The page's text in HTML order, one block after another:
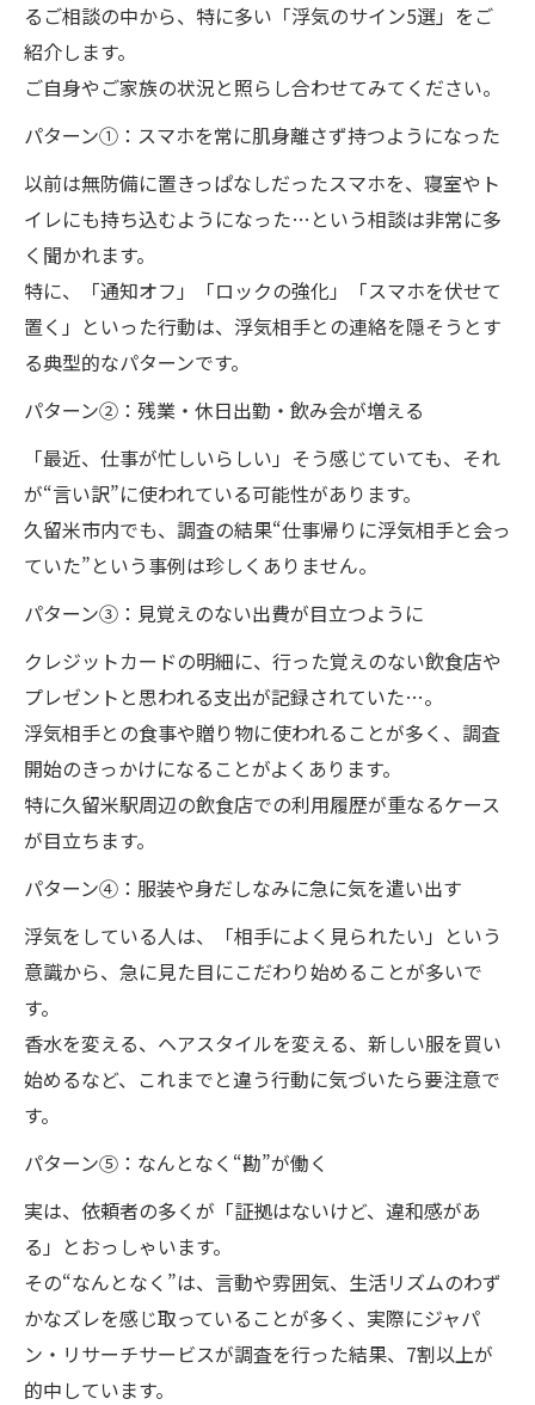
るご相談の中から、特に多い「浮気のサイン5選」をご
紹介します。
ご自身やご家族の状況と照らし合わせてみてください。
パターン①：スマホを常に肌身離さず持つようになった
以前は無防備に置きっぱなしだったスマホを、寝室やト
イレにも持ち込むようになった…という相談は非常に多
く聞かれます。
特に、「通知オフ」「ロックの強化」「スマホを伏せて
置く」といった行動は、浮気相手との連絡を隠そうとす
る典型的なパターンです。
パターン②：残業・休日出勤・飲み会が増える
「最近、仕事が忙しいらしい」そう感じていても、それ
が“言い訳”に使われている可能性があります。
久留米市内でも、調査の結果“仕事帰りに浮気相手と会っ
ていた”という事例は珍しくありません。
パターン③：見覚えのない出費が目立つように
クレジットカードの明細に、行った覚えのない飲食店や
プレゼントと思われる支出が記録されていた…。
浮気相手との食事や贈り物に使われることが多く、調査
開始のきっかけになることがよくあります。
特に久留米駅周辺の飲食店での利用履歴が重なるケース
が目立ちます。
パターン④：服装や身だしなみに急に気を遣い出す
浮気をしている人は、「相手によく見られたい」という
意識から、急に見た目にこだわり始めることが多いで
す。
香水を変える、ヘアスタイルを変える、新しい服を買い
始めるなど、これまでと違う行動に気づいたら要注意で
す。
パターン⑤：なんとなく“勘”が働く
実は、依頼者の多くが「証拠はないけど、違和感があ
る」とおっしゃいます。
その“なんとなく”は、言動や雰囲気、生活リズムのわず
かなズレを感じ取っていることが多く、実際にジャパ
ン・リサーチサービスが調査を行った結果、7割以上が
的中しています。